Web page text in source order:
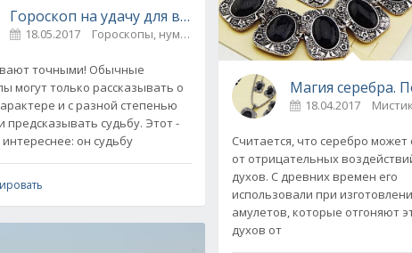
Гороскоп на удачу для всех знаков Зодиака
18.05.2017 Гороскопы, нумерология 0
точными! Обычные
могут только рассказывать о
и с разной степенью
предсказывать судьбу. Этот -
он судьбу
Магия серебра.
18.04.2017
Считается, что серебро может
от отрицательных
духов. С древних времен его
использовали при
амулетов, которые отгоняют
духов от